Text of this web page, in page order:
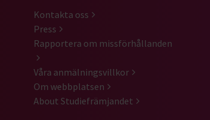
Kontakta oss
Press
Rapportera om missförhållanden
Våra anmälningsvillkor
Om webbplatsen
About Studiefrämjandet